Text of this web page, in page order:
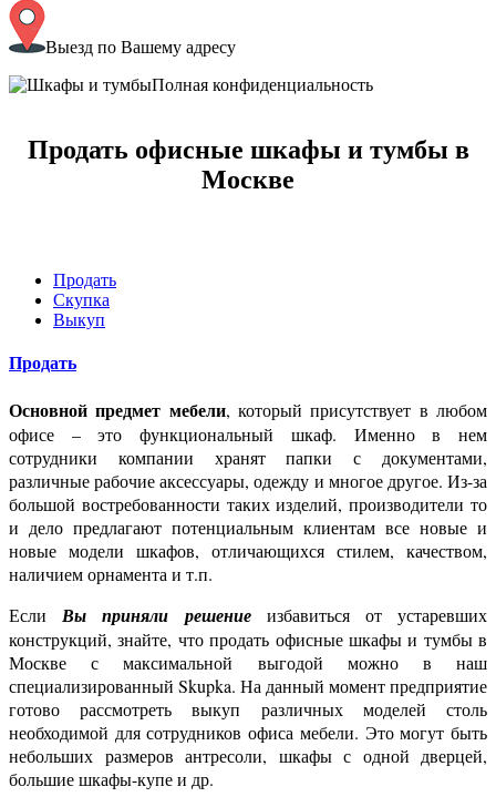
Выезд по Вашему адресу
Полная конфиденциальность
Продать офисные шкафы и тумбы в
Москве
Продать
Скупка
Выкуп
Продать
Основной предмет мебели, который присутствует в любом
офисе – это функциональный шкаф. Именно в нем
сотрудники компании хранят папки с документами,
различные рабочие аксессуары, одежду и многое другое. Из-за
большой востребованности таких изделий, производители то
и дело предлагают потенциальным клиентам все новые и
новые модели шкафов, отличающихся стилем, качеством,
наличием орнамента и т.п.
ЕслиВы приняли решениеизбавиться от устаревших
конструкций, знайте, что продать офисные шкафы и тумбы в
Москве с максимальной выгодой можно в наш
специализированный Skupka. На данный момент предприятие
готово рассмотреть выкуп различных моделей столь
необходимой для сотрудников офиса мебели. Это могут быть
небольших размеров антресоли, шкафы с одной дверцей,
большие шкафы-купе и др.